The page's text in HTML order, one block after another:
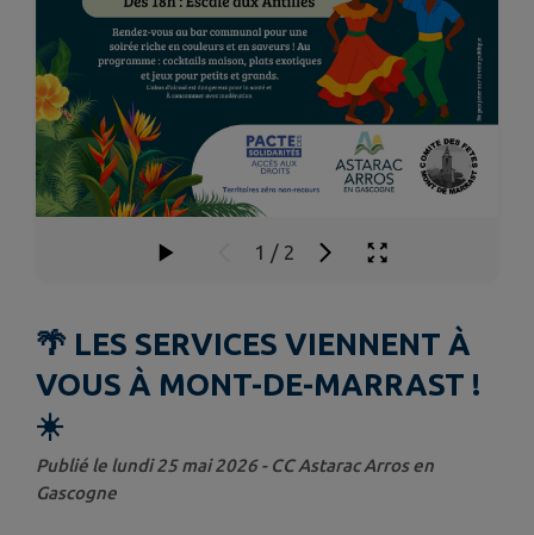
1 / 2
🌴 LES SERVICES VIENNENT À
VOUS À MONT-DE-MARRAST !
☀️
Publié le lundi 25 mai 2026 - CC Astarac Arros en
Gascogne